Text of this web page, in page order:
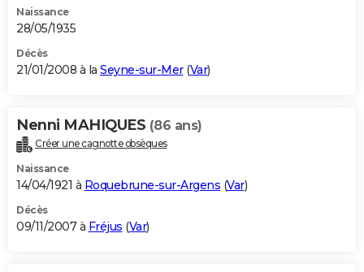
Naissance
28/05/1935
Décès
21/01/2008 à la Seyne-sur-Mer(Var)
Nenni MAHIQUES (86 ans)
Créer une cagnotte obsèques
Naissance
14/04/1921 à Roquebrune-sur-Argens (Var)
Décès
09/11/2007 à Fréjus (Var)